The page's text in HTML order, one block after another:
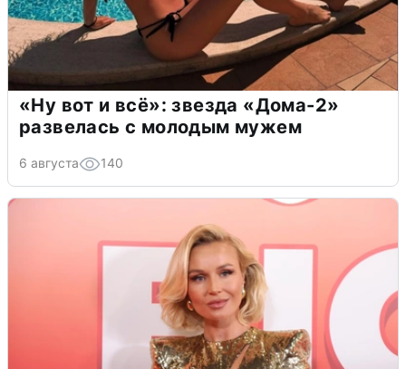
«Ну вот и всё»: звезда «Дома-2»
развелась с молодым мужем
6 августа 140